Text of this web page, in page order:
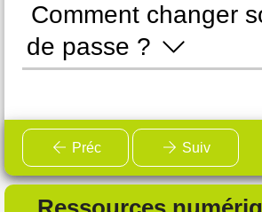
Comment changer
de passe ?
Préc Suiv